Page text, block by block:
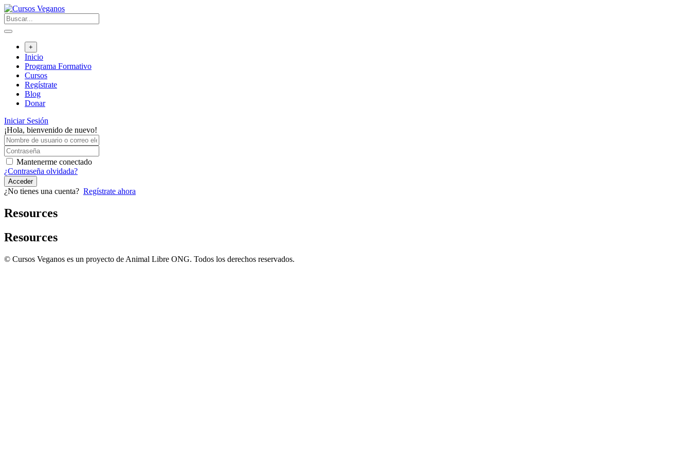
Saltar
al
contenido
+
Inicio
Programa Formativo
Cursos
Regístrate
Blog
Donar
Iniciar Sesión
¡Hola, bienvenido de nuevo!
Mantenerme conectado
¿Contraseña olvidada?
Acceder
¿No tienes una cuenta? Regístrate ahora
Resources
Resources
© Cursos Veganos es un proyecto de Animal Libre ONG. Todos los derechos reservados.